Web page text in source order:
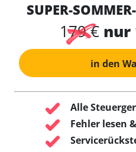
SUPER-
179 € nur
in den
Alle
Fehler lesen